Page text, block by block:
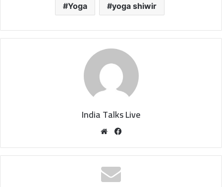
Yoga yoga shiwir
India Talks Live
We
te
bo